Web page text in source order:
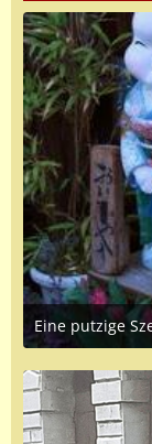
Eine putzige
July